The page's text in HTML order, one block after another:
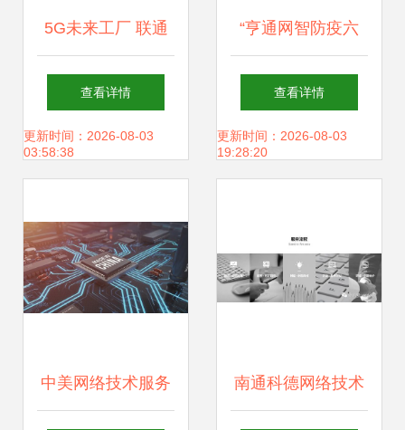
5G未来工厂 联通
工业互联网新成果
全景透视
查看详情
更新时间：2026-08-03
03:58:38
“亨通网智防疫六
宝” 科技赋能智慧
文旅，网络技术服
查看详情
更新时间：2026-08-03
19:28:20
中美网络技术服务 南通科德网络技术